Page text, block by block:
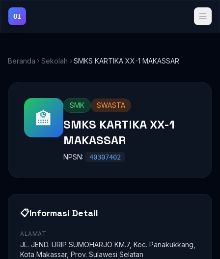
OI
Beranda Sekolah SMKS KARTIKA XX-1 MAKASSAR
🏫
SMK SWASTA
SMKS KARTIKA XX-1
MAKASSAR
NPSN: 40307402
📋Informasi Detail
ALAMAT
JL. JEND. URIP SUMOHARJO KM.7, Kec. Panakukkang,
Kota Makassar, Prov. Sulawesi Selatan